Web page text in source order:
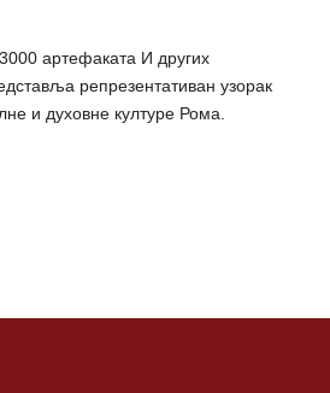
артефаката И других
репрезентативан узорак
и духовне културе Рома.